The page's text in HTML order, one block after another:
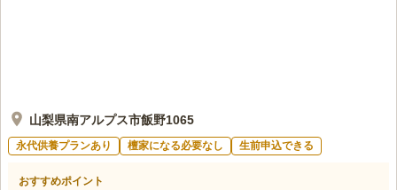
山梨県南アルプス市飯野1065
永代供養プランあり 檀家になる必要なし 生前申込できる
おすすめポイント